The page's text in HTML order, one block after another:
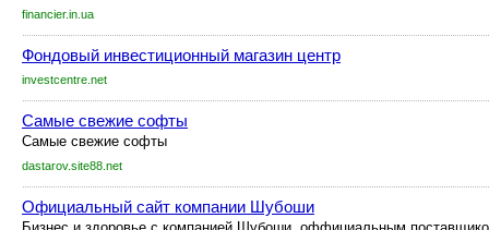
financier.in.ua
Фондовый инвестиционный магазин центр
investcentre.net
Самые свежие софты
Самые свежие софты
dastarov.site88.net
Официальный сайт компании Шубоши